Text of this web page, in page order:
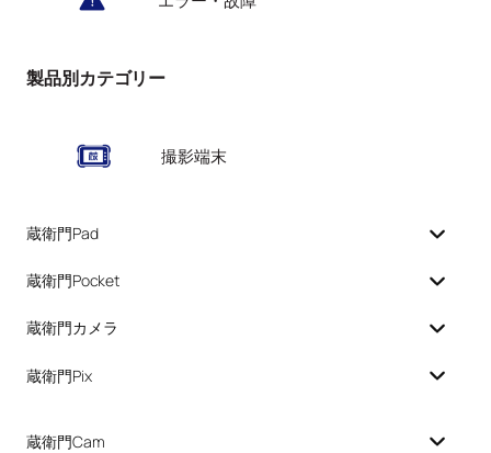
製品別カテゴリー
撮影端末
蔵衛門Pad
蔵衛門Pocket
蔵衛門カメラ
蔵衛門Pix
蔵衛門Cam